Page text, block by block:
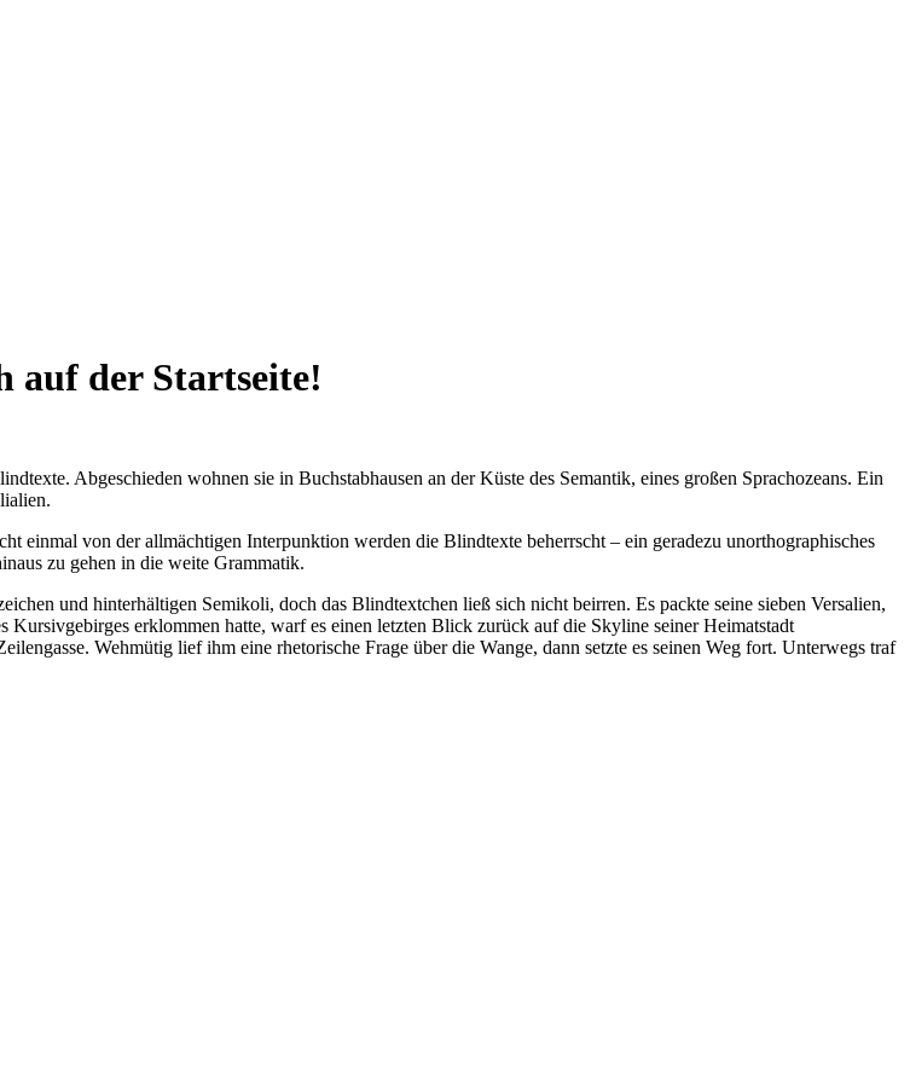
auf der Startseite!
Abgeschieden wohnen sie in Buchstabhausen an der Küste des Semantik, eines großen Sprachozeans. Ein
einmal von der allmächtigen Interpunktion werden die Blindtexte beherrscht – ein geradezu unorthographisches
zu gehen in die weite Grammatik.
und hinterhältigen Semikoli, doch das Blindtextchen ließ sich nicht beirren. Es packte seine sieben Versalien,
erklommen hatte, warf es einen letzten Blick zurück auf die Skyline seiner Heimatstadt
Wehmütig lief ihm eine rhetorische Frage über die Wange, dann setzte es seinen Weg fort. Unterwegs traf